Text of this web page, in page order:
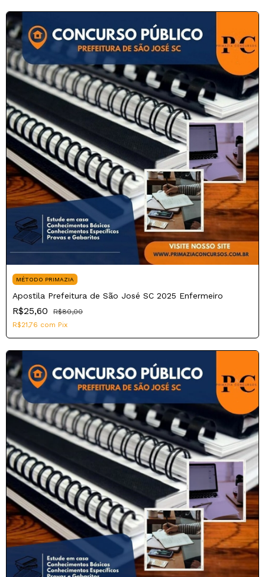
MÉTODO PRIMAZIA
Apostila Prefeitura de São José SC 2025 Enfermeiro
R$25,60
R$80,00
R$21,76 com Pix